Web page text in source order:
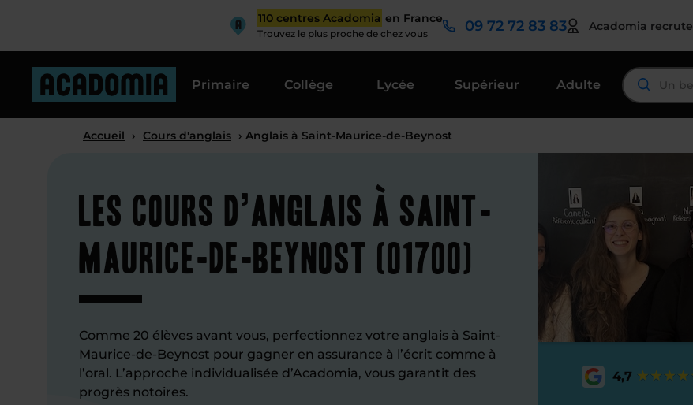
110 centres Acadomia en France
Trouvez le plus proche de chez vous 09 72 72 83 83 Acadomia recrute
Primaire Collège Lycée Supérieur Adulte
Accueil › Cours d'anglais › Anglais à Saint-Maurice-de-Beynost
Les cours d’anglais à Saint-
Maurice-de-Beynost (01700)
Comme 20 élèves avant vous, perfectionnez votre anglais à Saint-
Maurice-de-Beynost pour gagner en assurance à l’écrit comme à
l’oral. L’approche individualisée d’Acadomia, vous garantit des
progrès notoires.
4,7